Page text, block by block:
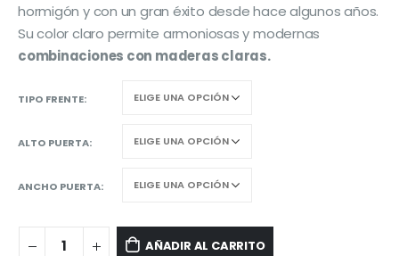
hormigón y con un gran éxito desde hace algunos años.
Su color claro permite armoniosas y modernas
combinaciones con maderas claras.
TIPO FRENTE
ALTO PUERTA
ANCHO PUERTA
AÑADIR AL CARRITO